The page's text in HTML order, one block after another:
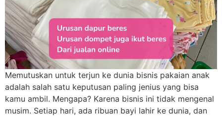
Memutuskan untuk terjun ke dunia bisnis pakaian anak
adalah salah satu keputusan paling jenius yang bisa
kamu ambil. Mengapa? Karena bisnis ini tidak mengenal
musim. Setiap hari, ada ribuan bayi lahir ke dunia, dan